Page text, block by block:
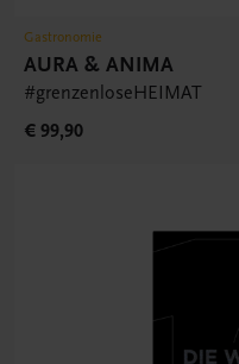
Gastronomie
AURA & ANIMA
#grenzenloseHEIMAT
€ 99,90